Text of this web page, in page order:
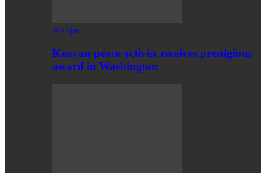
Afrique
Kenyan peace activist receives prestigious
award in Washington